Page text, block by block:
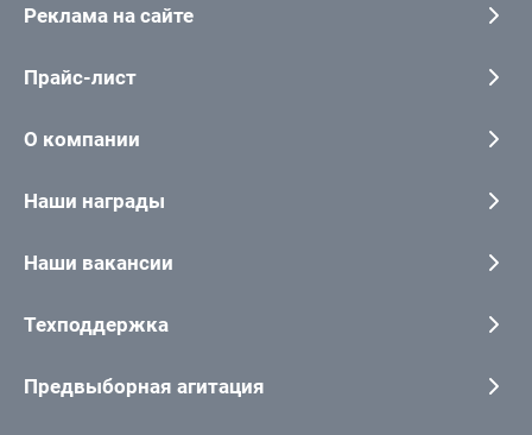
Реклама на сайте
Прайс-лист
О компании
Наши награды
Наши вакансии
Техподдержка
Предвыборная агитация